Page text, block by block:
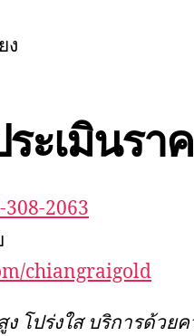
ง
ะเมินรา
308-2063
chiangraigold
โปร่งใส บริการด้วย